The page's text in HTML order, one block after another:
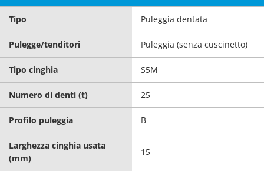
Tipo Puleggia dentata
Pulegge/tenditori Puleggia (senza cuscinetto)
Tipo cinghia S5M
Numero di denti (t) 25
Profilo puleggia B
Larghezza cinghia usata
(mm)
15